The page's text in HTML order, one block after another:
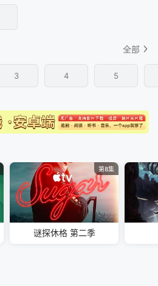
全部
3 4 5
第8集
谜探休格 第二季